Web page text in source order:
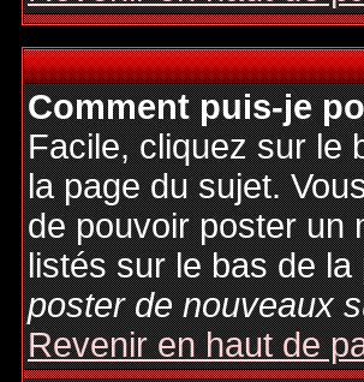
Comment puis-je
Facile, cliquez sur le
la page du sujet.
de pouvoir poster un
listés sur le bas de
poster de nouveaux
Revenir en haut de